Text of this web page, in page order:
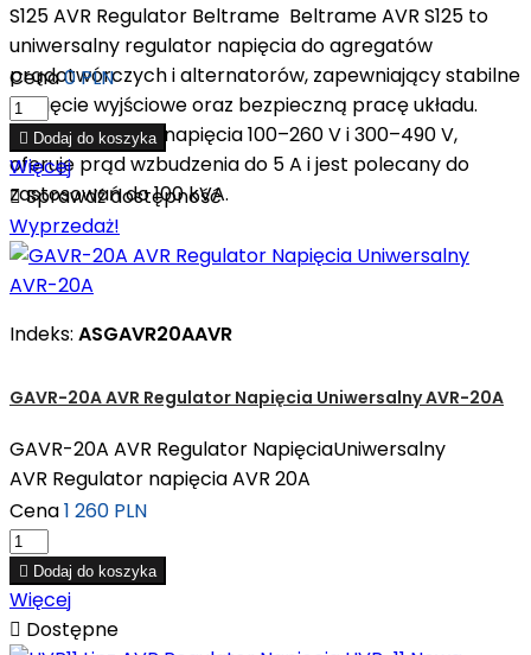
S125 AVR Regulator Beltrame Beltrame AVR S125 to
uniwersalny regulator napięcia do agregatów
prądotwórczych i alternatorów, zapewniający stabilne
napięcie wyjściowe oraz bezpieczną pracę układu.
Model obsługuje napięcia 100–260 V i 300–490 V,
oferuje prąd wzbudzenia do 5 A i jest polecany do
zastosowań do 100 kVA.
Cena0 PLN
 Dodaj do koszyka
Więcej
Sprawdź dostępność
Wyprzedaż!
Indeks: ASGAVR20AAVR
GAVR-20A AVR Regulator Napięcia Uniwersalny AVR-20A
GAVR-20A AVR Regulator NapięciaUniwersalny
AVR Regulator napięcia AVR 20A
Cena1 260 PLN
 Dodaj do koszyka
Więcej
 Dostępne